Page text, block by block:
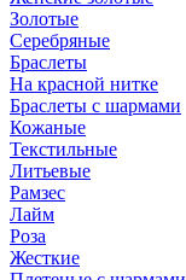
Золотые
Серебряные
Браслеты
На красной нитке
Браслеты с шармами
Кожаные
Текстильные
Литьевые
Рамзес
Лайм
Роза
Жесткие